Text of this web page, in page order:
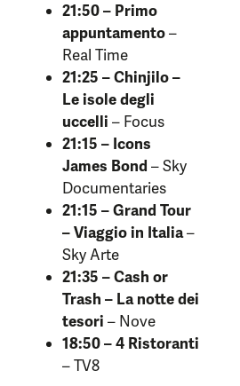
21:50 – Primo
appuntamento–
Real Time
21:25 – Chinjilo –
Le isole degli
uccelli – Focus
21:15 – Icons
James Bond – Sky
Documentaries
21:15 – Grand Tour
– Viaggio in Italia–
Sky Arte
21:35 – Cash or
Trash – La notte dei
tesori – Nove
18:50 – 4 Ristoranti
– TV8